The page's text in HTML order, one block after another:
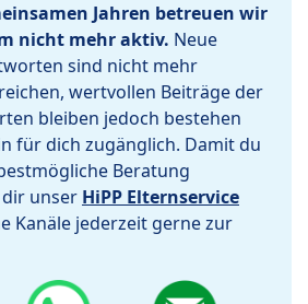
Jahren betreuen wir
nicht mehr aktiv. Neue
sind nicht mehr
wertvollen Beiträge der
bleiben jedoch bestehen
für dich zugänglich. Damit du
Beratung
unser HiPP Elternservice
Kanäle jederzeit gerne zur